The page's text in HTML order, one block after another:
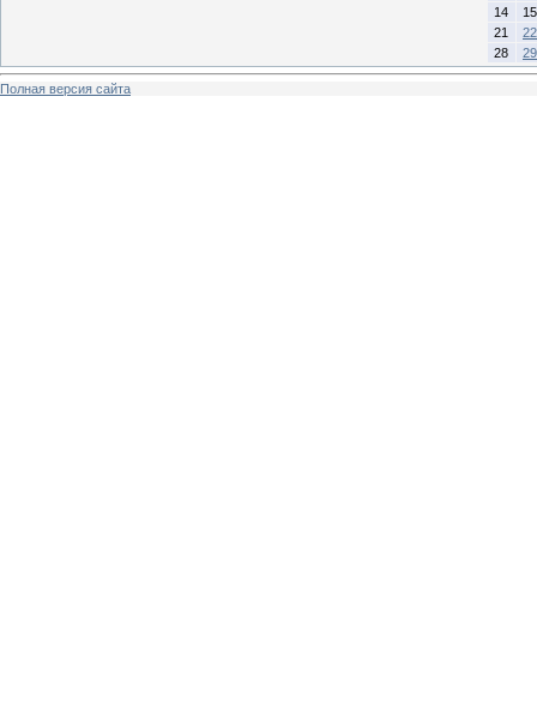
14
15
21
22
28
29
Полная версия сайта